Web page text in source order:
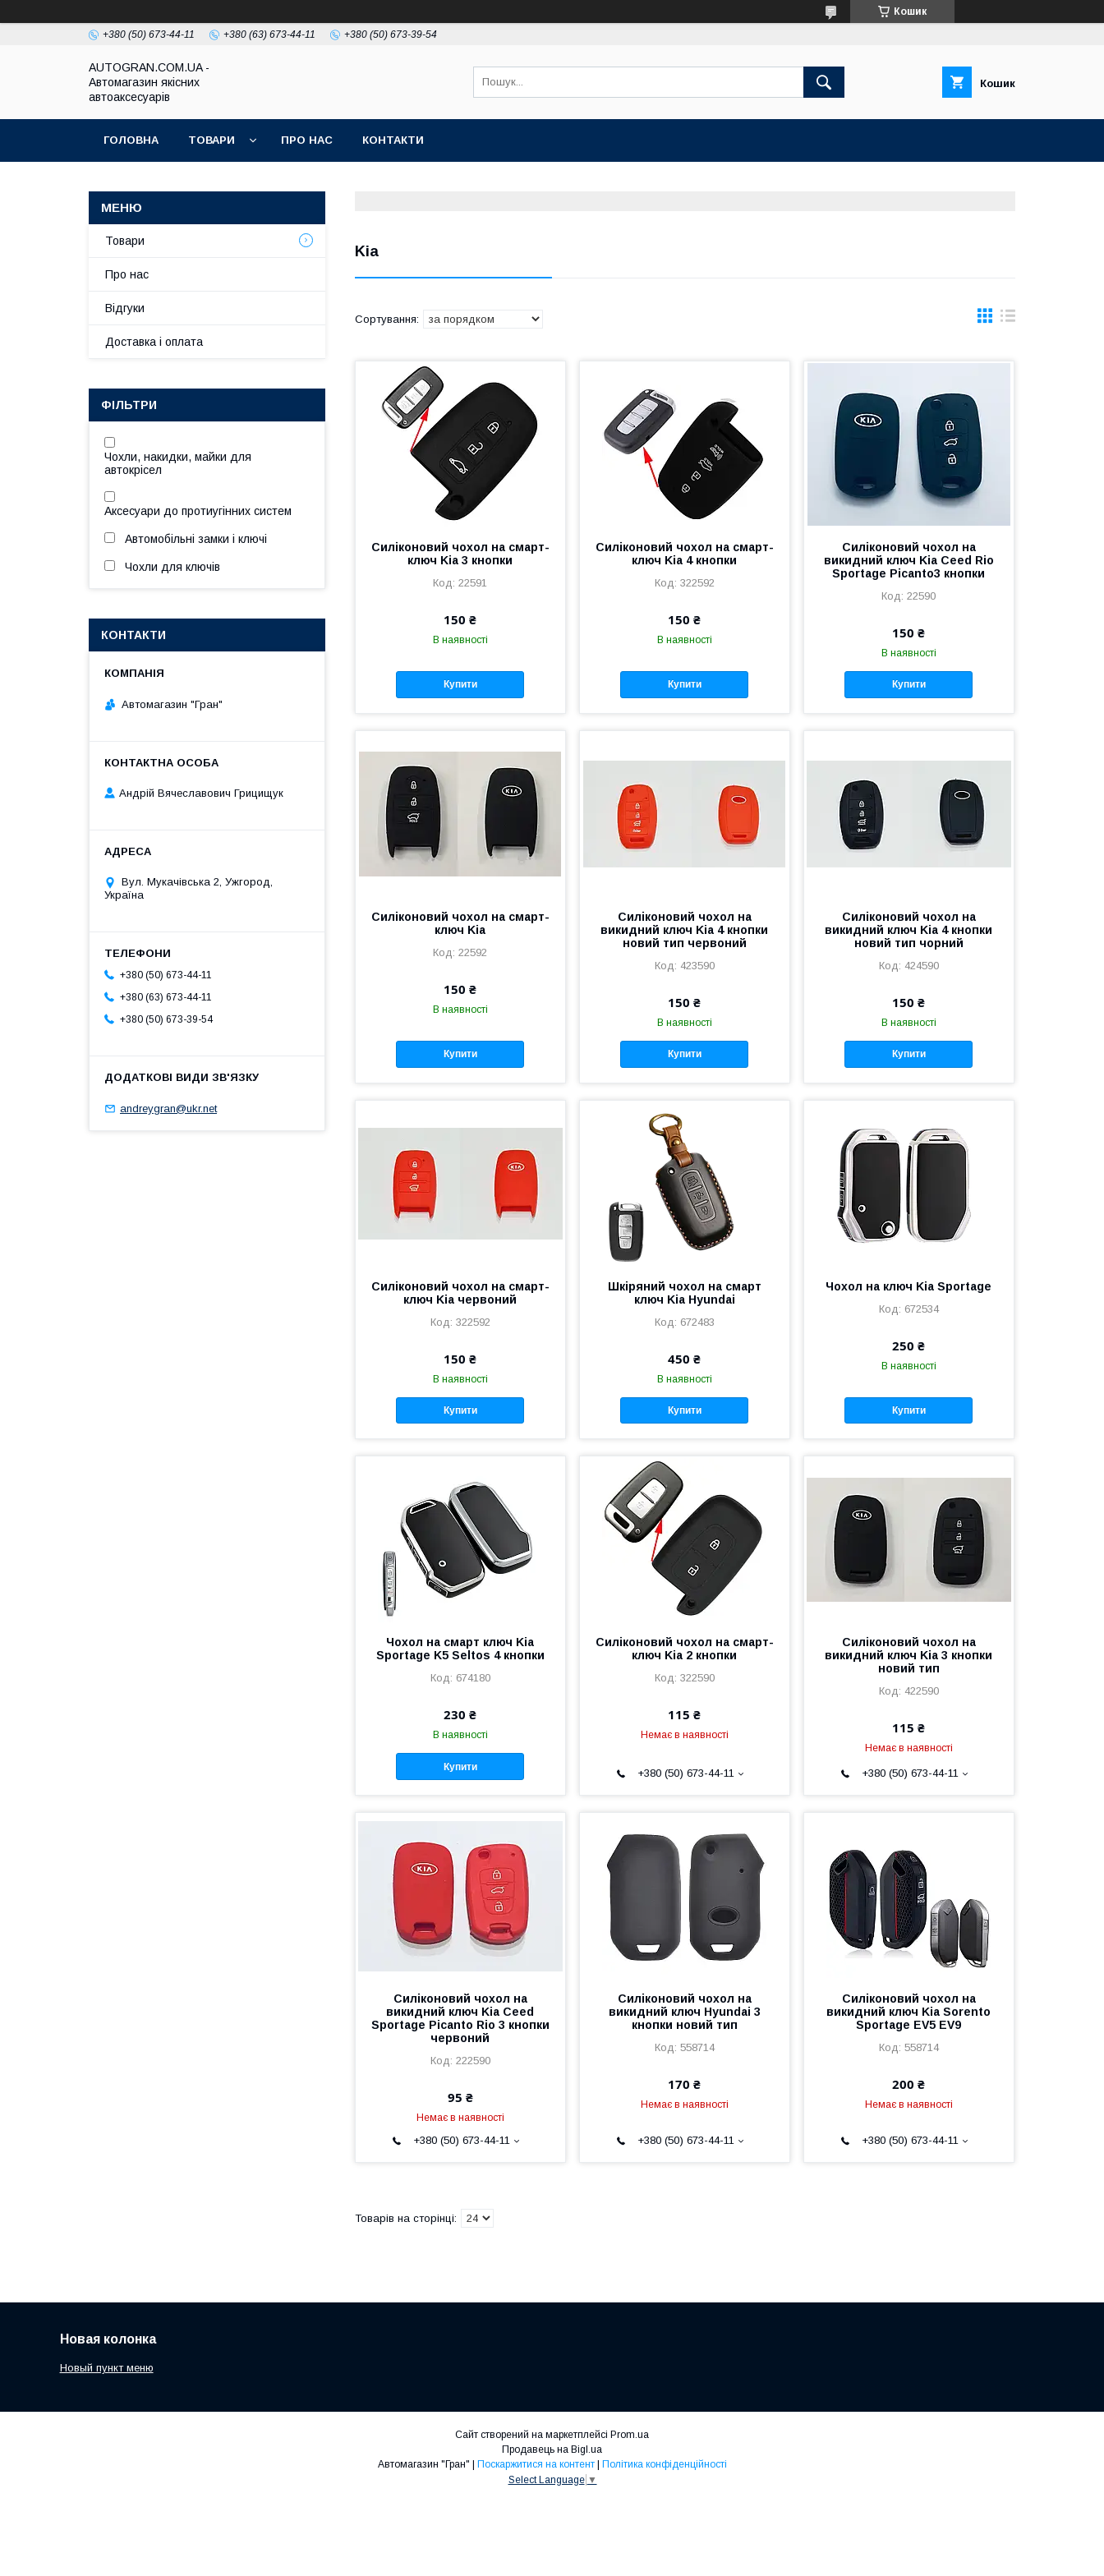
Кошик
+380 (50) 673-44-11 +380 (63) 673-44-11 +380 (50) 673-39-54
AUTOGRAN.COM.UA -
Автомагазин якісних
автоаксесуарів
Кошик
ГОЛОВНА ТОВАРИ ПРО НАС КОНТАКТИ
Kia
Силіконовий чохол на смарт-
ключ Kia 3 кнопки
22591
150 ₴
В наявності
Купити
Силіконовий чохол на смарт-
ключ Kia 4 кнопки
322592
150 ₴
В наявності
Купити
Силіконовий чохол на
викидний ключ Kia Ceed Rio
Sportage Picanto3 кнопки
22590
150 ₴
В наявності
Купити
Силіконовий чохол на смарт-
ключ Kia
22592
150 ₴
В наявності
Купити
Силіконовий чохол на
викидний ключ Kia 4 кнопки
новий тип червоний
423590
150 ₴
В наявності
Купити
Силіконовий чохол на
викидний ключ Kia 4 кнопки
новий тип чорний
424590
150 ₴
В наявності
Купити
Силіконовий чохол на смарт-
ключ Kia червоний
322592
150 ₴
В наявності
Купити
Шкіряний чохол на смарт
ключ Kia Hyundai
672483
450 ₴
В наявності
Купити
Чохол на ключ Kia Sportage
672534
250 ₴
В наявності
Купити
Чохол на смарт ключ Kia
Sportage K5 Seltos 4 кнопки
674180
230 ₴
В наявності
Купити
Силіконовий чохол на смарт-
ключ Kia 2 кнопки
322590
115 ₴
Немає в наявності
+380 (50) 673-44-11
Силіконовий чохол на
викидний ключ Kia 3 кнопки
новий тип
422590
115 ₴
Немає в наявності
+380 (50) 673-44-11
Силіконовий чохол на
викидний ключ Kia Ceed
Sportage Picanto Rio 3 кнопки
червоний
222590
95 ₴
Немає в наявності
+380 (50) 673-44-11
Силіконовий чохол на
викидний ключ Hyundai 3
кнопки новий тип
558714
170 ₴
Немає в наявності
+380 (50) 673-44-11
Силіконовий чохол на
викидний ключ Kia Sorento
Sportage EV5 EV9
558714
200 ₴
Немає в наявності
+380 (50) 673-44-11
Товари
Про нас
Відгуки
Доставка і оплата
ФІЛЬТРИ
Чохли, накидки, майки для
автокрісел
Аксесуари до протиугінних систем
Автомобільні замки і ключі
Чохли для ключів
КОНТАКТИ
Автомагазин "Гран"
Андрій Вячеславович Грицищук
Вул. Мукачівська 2, Ужгород,
Україна
+380 (50) 673-44-11
+380 (63) 673-44-11
+380 (50) 673-39-54
andreygran@ukr.net
Новая колонка
Новый пункт меню
Сайт створений на маркетплейсі Prom.ua
Продавець на Bigl.ua
Поскаржитися на контент
Політика конфіденційності
Select Language ▼